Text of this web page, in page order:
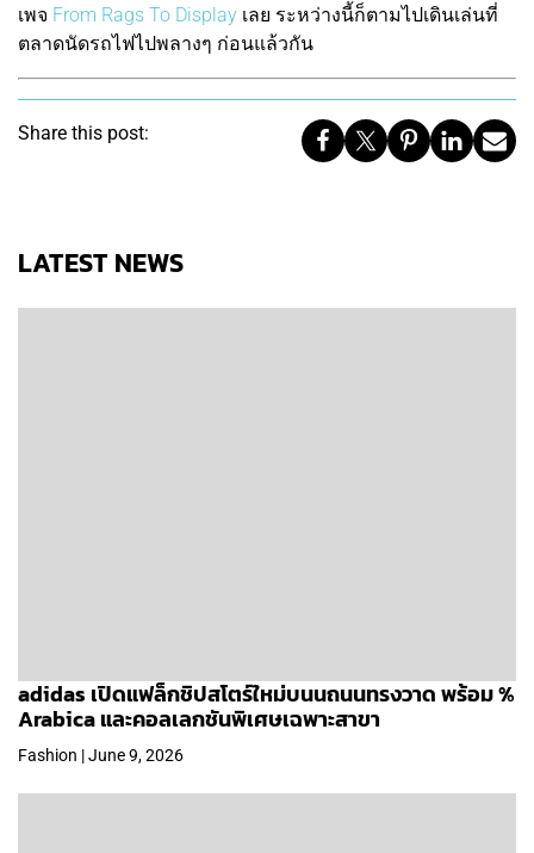
เพจ From Rags To Display เลย ระหว่างนี้ก็ตามไปเดินเล่นที่
ตลาดนัดรถไฟไปพลางๆ ก่อนแล้วกัน
Share this post:
LATEST NEWS
adidas เปิดแฟล็กชิปสโตร์ใหม่บนนถนนทรงวาด พร้อม %
Arabica และคอลเลกชันพิเศษเฉพาะสาขา
Fashion | June 9, 2026